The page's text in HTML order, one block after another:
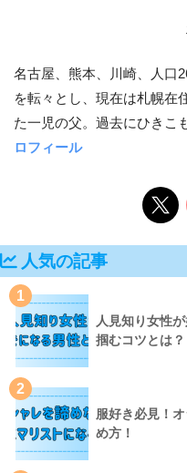
名古屋、熊本、川崎、人口
を転々とし、現在は札幌在
た一児の父。過去にひきこ
ロフィール
人気の記事
1
人見知り女性
掴むコツとは？
2
服好き必見！
め方！